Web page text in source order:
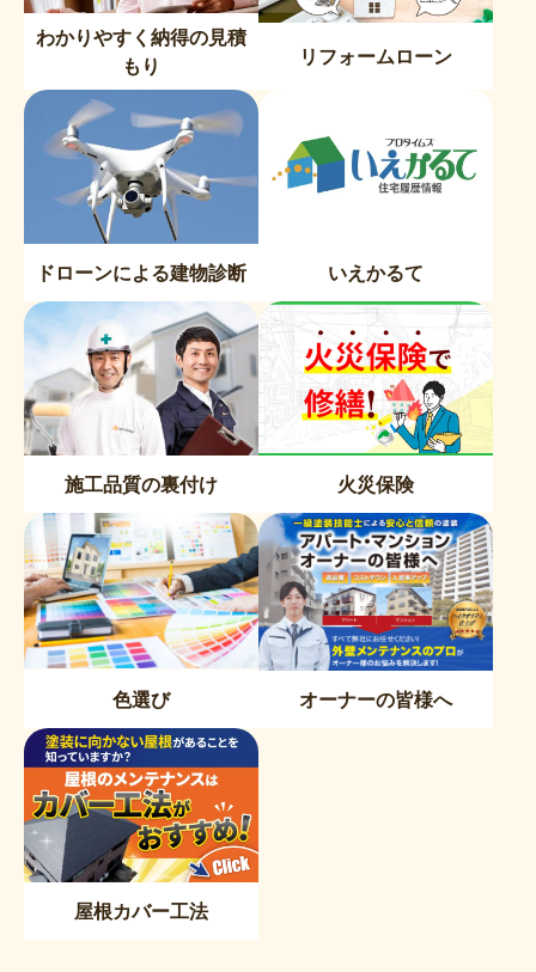
わかりやすく納得の見積
もり
リフォームローン
ドローンによる建物診断 いえかるて
施工品質の裏付け 火災保険
色選び オーナーの皆様へ
屋根カバー工法